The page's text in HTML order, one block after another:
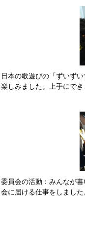
日本の歌遊びの「ずいず
楽しみました。上手にでき
委員会の活動：みんなが
会に届ける仕事をしました